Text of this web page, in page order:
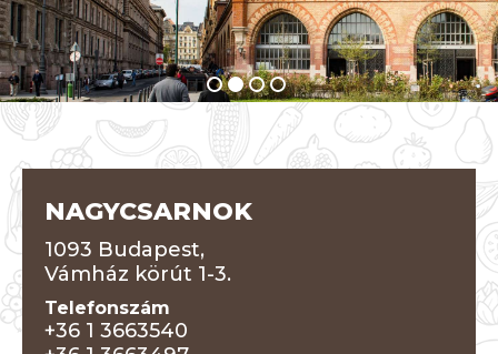
NAGYCSARNOK
1093 Budapest,
Vámház körút 1-3.
Telefonszám
+36 1 3663540